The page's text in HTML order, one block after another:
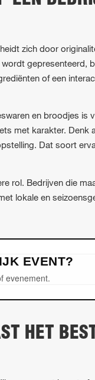
zich door
gepresenteerd,
of een
en broodjes is
met karakter. Denk
Dat soort
rol. Bedrijven die
lokale en
EVENT?
evenement.
HET